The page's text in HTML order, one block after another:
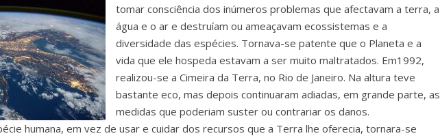
tomar consciência dos inúmeros problemas que afectavam a terra, a
água e o ar e destruíam ou ameaçavam ecossistemas e a
diversidade das espécies. Tornava-se patente que o Planeta e a
vida que ele hospeda estavam a ser muito maltratados. Em1992,
realizou-se a Cimeira da Terra, no Rio de Janeiro. Na altura teve
bastante eco, mas depois continuaram adiadas, em grande parte, as
medidas que poderiam suster ou contrariar os danos.
humana, em vez de usar e cuidar dos recursos que a Terra lhe oferecia, tornara-se